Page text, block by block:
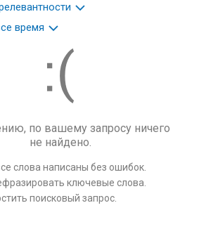
время
по вашему запросу ничего
не найдено.
слова написаны без ошибок.
ключевые слова.
поисковый запрос.